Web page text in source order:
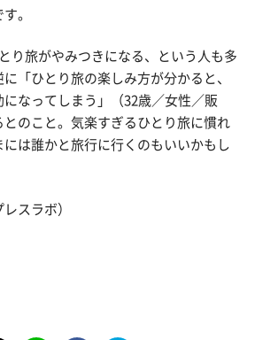
。
り旅がやみつきになる、という人も多
「ひとり旅の楽しみ方が分かると、
なってしまう」（32歳／女性／販
のこと。気楽すぎるひとり旅に慣れ
は誰かと旅行に行くのもいいかもし
スラボ）